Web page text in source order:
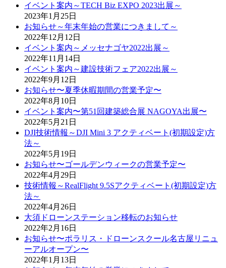
イベント案内～TECH Biz EXPO 2023出展～
2023年1月25日
お知らせ～年末年始の営業につきまして～
2022年12月12日
イベント案内～メッセナゴヤ2022出展～
2022年11月14日
イベント案内～建設技術フェア2022出展～
2022年9月12日
お知らせ〜夏季休暇期間の営業予定〜
2022年8月10日
イベント案内〜第51回建築総合展 NAGOYA出展〜
2022年5月21日
DJI技術情報～DJI Mini 3 アクティベート(初期設定)方
法～
2022年5月19日
お知らせ〜ゴールデンウィークの営業予定〜
2022年4月29日
技術情報～RealFlight 9.5Sアクティベート(初期設定)方
法～
2022年4月26日
大須ドローンステーション移転のお知らせ
2022年2月16日
お知らせ〜ポラリス・ドローンスクール名古屋リニュ
ーアルオープン〜
2022年1月13日